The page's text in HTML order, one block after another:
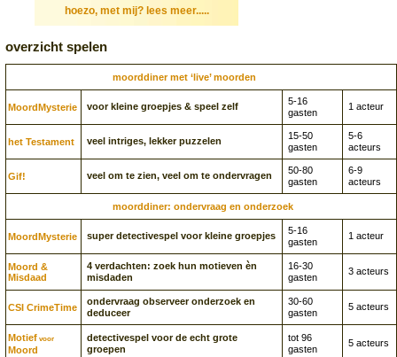
hoezo, met mij? lees meer.....
overzicht spelen
moorddiner met ‘live’ moorden
Moord­Mysterie voor kleine groepjes & speel zelf
5-16
gasten
1 acteur
het Testament veel intriges, lekker puzzelen
15-50
gasten
5-6
acteurs
Gif! veel om te zien, veel om te ondervragen
50-80
gasten
6-9
acteurs
moorddiner: ondervraag en onderzoek
Moord­Mysterie super detectivespel voor kleine groepjes
5-16
gasten
1 acteur
Moord &
Misdaad
4 verdachten: zoek hun motieven èn
misdaden
16-30
gasten
3 acteurs
CSI CrimeTime
ondervraag observeer onderzoek en
deduceer
30-60
gasten
5 acteurs
Motief voor
Moord
detectivespel voor de echt grote
groepen
tot 96
gasten
5 acteurs